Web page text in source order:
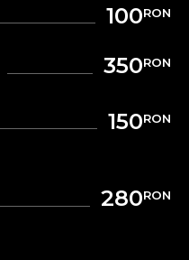
100RON
350RON
150RON
280RON